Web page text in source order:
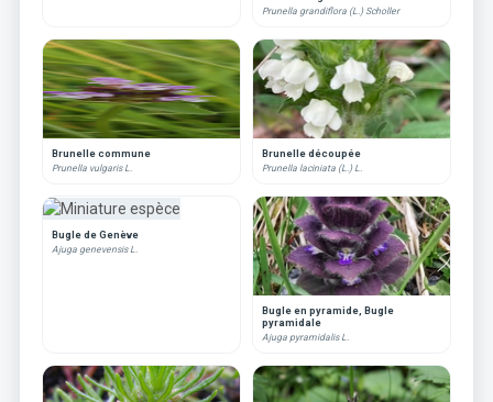
Prunella grandiflora (L.) Scholler
Brunelle commune
Prunella vulgaris L.
Brunelle découpée
Prunella laciniata (L.) L.
Bugle de Genève
Ajuga genevensis L.
Bugle en pyramide, Bugle
pyramidale
Ajuga pyramidalis L.